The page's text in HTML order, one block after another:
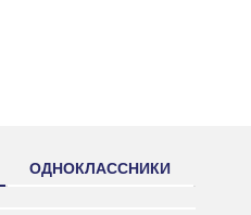
ОДНОКЛАССНИКИ